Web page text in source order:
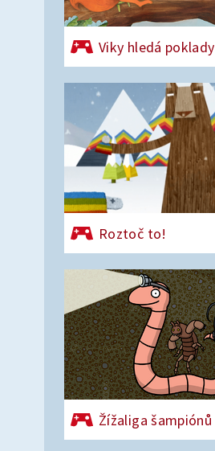
Viky hledá poklady
Roztoč to!
Žížaliga šampiónů